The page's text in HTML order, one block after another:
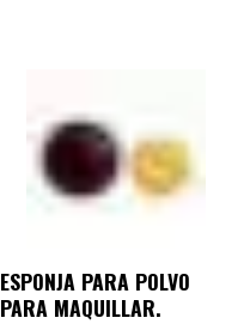
ESPONJA PARA POLVO
PARA MAQUILLAR.